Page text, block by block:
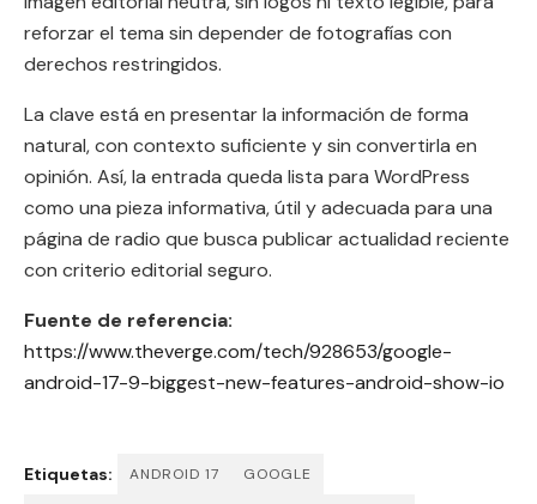
reforzar el tema sin depender de fotografías con
derechos restringidos.
La clave está en presentar la información de forma
natural, con contexto suficiente y sin convertirla en
opinión. Así, la entrada queda lista para WordPress
como una pieza informativa, útil y adecuada para una
página de radio que busca publicar actualidad reciente
con criterio editorial seguro.
Fuente de referencia:
https://www.theverge.com/tech/928653/google-
android-17-9-biggest-new-features-android-show-io
Etiquetas: ANDROID 17 GOOGLE